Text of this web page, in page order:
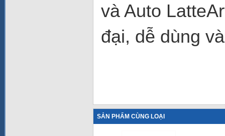
và Auto
đại, dễ dùng
SẢN PHẨM CÙNG LOẠI